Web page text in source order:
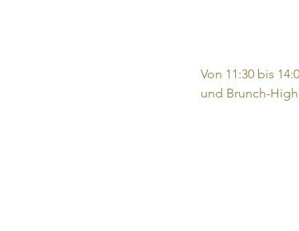
Von 11:30 bis
und Brunch-